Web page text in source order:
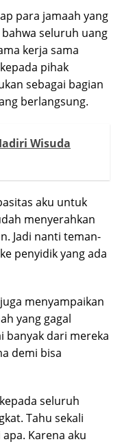
para jamaah yang
seluruh uang
kerja sama
pihak
sebagai bagian
berlangsung.
Wisuda
aku untuk
menyerahkan
Jadi nanti teman-
penyidik yang ada
menyampaikan
yang gagal
banyak dari mereka
demi bisa
seluruh
Tahu sekali
Karena aku